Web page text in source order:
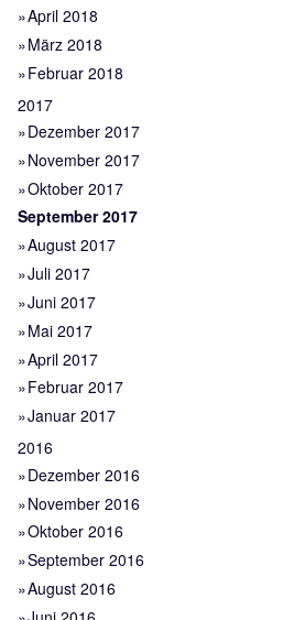
April 2018
März 2018
Februar 2018
2017
Dezember 2017
November 2017
Oktober 2017
September 2017
August 2017
Juli 2017
Juni 2017
Mai 2017
April 2017
Februar 2017
Januar 2017
2016
Dezember 2016
November 2016
Oktober 2016
September 2016
August 2016